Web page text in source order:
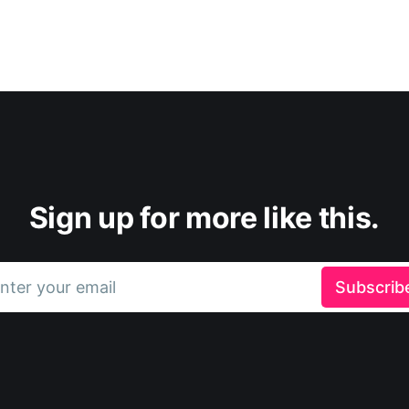
Sign up for more like this.
your email